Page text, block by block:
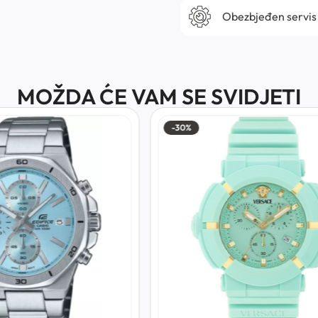
Obezbjeđen servis
MOŽDA ĆE VAM SE SVIDJETI
-30%